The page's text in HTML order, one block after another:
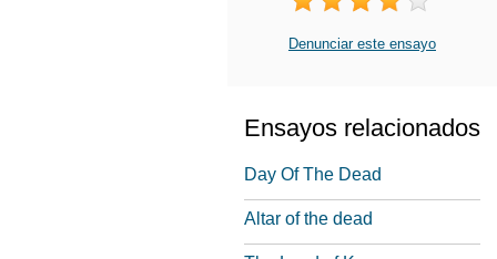
Denunciar este ensayo
Ensayos relacionados
Day Of The Dead
Altar of the dead